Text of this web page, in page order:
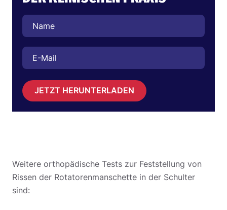
JETZT HERUNTERLADEN
Weitere orthopädische Tests zur Feststellung von
Rissen der Rotatorenmanschette in der Schulter
sind: